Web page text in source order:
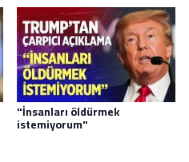
"İnsanları öldürmek
istemiyorum"